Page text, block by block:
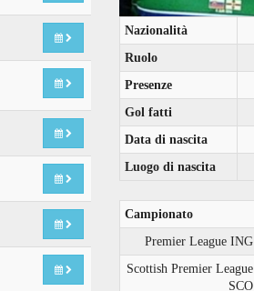
Nazionalità
Ruolo
Presenze
Gol fatti
Data di nascita
Luogo di nascita
Campionato
Premier League ING
Scottish Premier League
SCO